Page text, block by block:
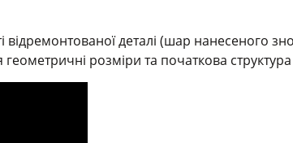
деталі (шар нанесеного
розміри та початкова структура